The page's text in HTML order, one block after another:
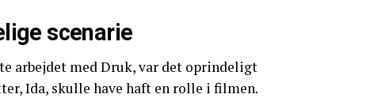
scenarie
arbejdet med Druk, var det oprindeligt
Ida, skulle have haft en rolle i filmen.